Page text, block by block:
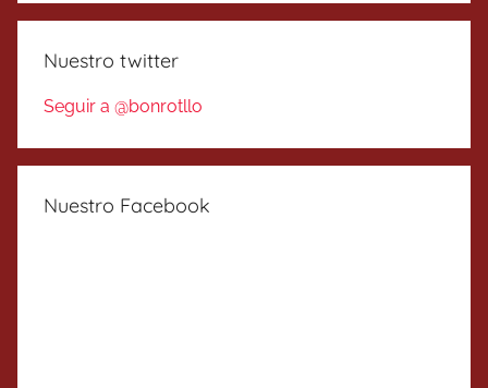
Nuestro twitter
Seguir a @bonrotllo
Nuestro Facebook